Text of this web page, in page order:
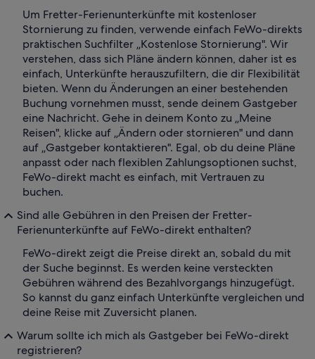
Um Fretter-Ferienunterkünfte mit kostenloser
Stornierung zu finden, verwende einfach FeWo-direkts
praktischen Suchfilter „Kostenlose Stornierung". Wir
verstehen, dass sich Pläne ändern können, daher ist es
einfach, Unterkünfte herauszufiltern, die dir Flexibilität
bieten. Wenn du Änderungen an einer bestehenden
Buchung vornehmen musst, sende deinem Gastgeber
eine Nachricht. Gehe in deinem Konto zu „Meine
Reisen", klicke auf „Ändern oder stornieren" und dann
auf „Gastgeber kontaktieren". Egal, ob du deine Pläne
anpasst oder nach flexiblen Zahlungsoptionen suchst,
FeWo-direkt macht es einfach, mit Vertrauen zu
buchen.
Sind alle Gebühren in den Preisen der Fretter-
Ferienunterkünfte auf FeWo-direkt enthalten?
FeWo-direkt zeigt die Preise direkt an, sobald du mit
der Suche beginnst. Es werden keine versteckten
Gebühren während des Bezahlvorgangs hinzugefügt.
So kannst du ganz einfach Unterkünfte vergleichen und
deine Reise mit Zuversicht planen.
Warum sollte ich mich als Gastgeber bei FeWo-direkt
registrieren?